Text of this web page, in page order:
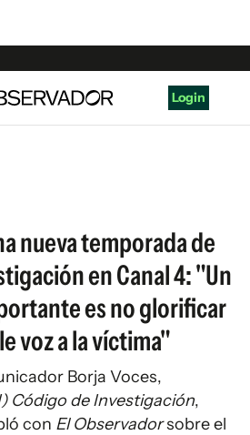
Login
nueva temporada de
en Canal 4: "Un
es no glorificar
voz a la víctima"
Borja Voces,
Código de Investigación,
con El Observadorsobre el